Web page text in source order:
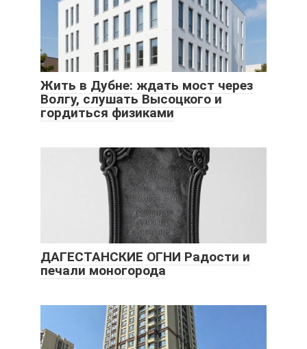
Жить в Дубне: ждать мост через
Волгу, слушать Высоцкого и
гордиться физиками
ДАГЕСТАНСКИЕ ОГНИ Радости и
печали моногорода